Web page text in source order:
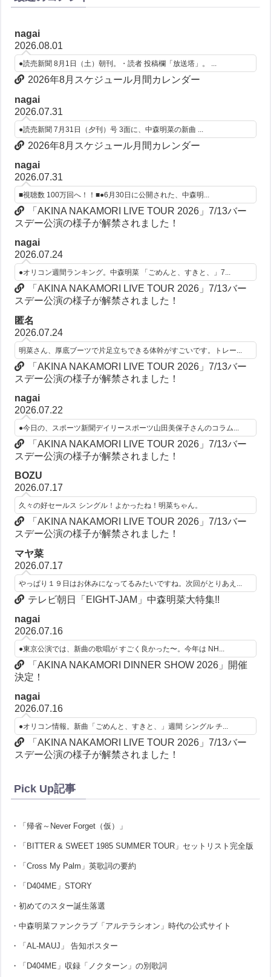
nagai
2026.08.01
●読売新聞 8月1日（土）朝刊。・読者 投稿欄「放送塔」。 ...
2026年8月スケジュール月間カレンダー
nagai
2026.07.31
●読売新聞 7月31日（夕刊）号 3面に、中森明菜の新曲 ...
2026年8月スケジュール月間カレンダー
nagai
2026.07.31
■視聴数 100万回へ！！■●6月30日に公開された、中森明...
「AKINA NAKAMORI LIVE TOUR 2026」7/13バー
スデー公演の様子が解禁されました！
nagai
2026.07.24
●オリコン週間ランキング。中森明菜 「ごめんと、すきと、」7...
「AKINA NAKAMORI LIVE TOUR 2026」7/13バー
スデー公演の様子が解禁されました！
匿名
2026.07.24
明菜さん、厚底ブーツで片足立ちできる体幹がすごいです。トレー...
「AKINA NAKAMORI LIVE TOUR 2026」7/13バー
スデー公演の様子が解禁されました！
nagai
2026.07.22
●今日の、スポーツ新聞デイリースポーツ山田美保子さんのコラム...
「AKINA NAKAMORI LIVE TOUR 2026」7/13バー
スデー公演の様子が解禁されました！
BOZU
2026.07.17
久々の好セールス シングル！よかったね！明菜ちゃん。
「AKINA NAKAMORI LIVE TOUR 2026」7/13バー
スデー公演の様子が解禁されました！
マヤ菜
2026.07.17
やっぱり１９日はお休みになってるみたいですね。次回がとりあえ...
テレビ朝日「EIGHT-JAM」中森明菜大特集!!
nagai
2026.07.16
●東京公演では、新曲の歌唱が すごく良かった〜。今年は NH...
「AKINA NAKAMORI DINNER SHOW 2026」開催
決定！
nagai
2026.07.16
●オリコン情報。新曲「ごめんと、すきと、」週間 シングル チ...
「AKINA NAKAMORI LIVE TOUR 2026」7/13バー
スデー公演の様子が解禁されました！
Pick Up記事
・「帰省～Never Forget（仮）」
・「BITTER & SWEET 1985 SUMMER TOUR」セットリスト完全版
・「Cross My Palm」英歌詞の要約
・「D404ME」STORY
・初めてのスター誕生落選
・中森明菜ファンクラブ「アルテラシオン」時代の公式サイト
・「AL-MAUJ」 告知ポスター
・「D404ME」収録「ノクターン」の別歌詞